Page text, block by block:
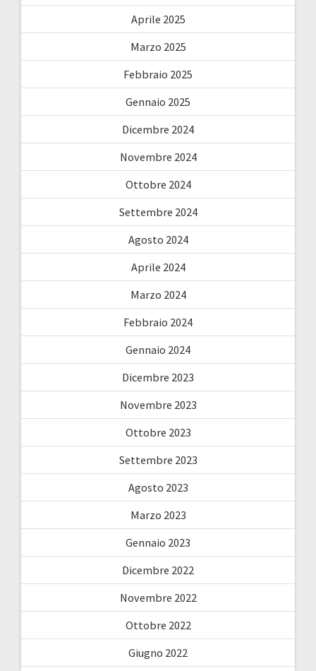
Aprile 2025
Marzo 2025
Febbraio 2025
Gennaio 2025
Dicembre 2024
Novembre 2024
Ottobre 2024
Settembre 2024
Agosto 2024
Aprile 2024
Marzo 2024
Febbraio 2024
Gennaio 2024
Dicembre 2023
Novembre 2023
Ottobre 2023
Settembre 2023
Agosto 2023
Marzo 2023
Gennaio 2023
Dicembre 2022
Novembre 2022
Ottobre 2022
Giugno 2022